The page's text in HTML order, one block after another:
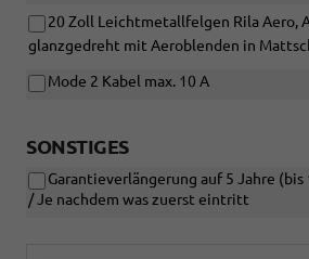
20 Zoll Leichtmetallfelgen Rila Aero,
glanzgedreht mit Aeroblenden in
Mode 2 Kabel max. 10 A
SONSTIGES
Garantieverlängerung auf 5 Jahre (bis
/ Je nachdem was zuerst eintritt